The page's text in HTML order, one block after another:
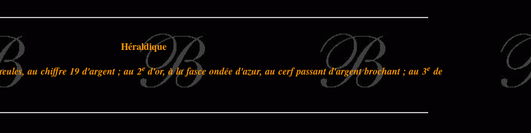
Héraldique
au chiffre 19 d'argent ; au 2ed'or, à la fasce ondée d'azur, au cerf passant d'argent brochant ; au 3e de